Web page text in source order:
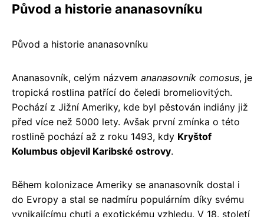
Původ a historie ananasovníku
Původ a historie ananasovníku
Ananasovník, celým názvem ananasovník comosus, je
tropická rostlina patřící do čeledi bromeliovitých.
Pochází z Jižní Ameriky, kde byl pěstován indiány již
před více než 5000 lety. Avšak první zmínka o této
rostlině pochází až z roku 1493, kdy Kryštof
Kolumbus objevil Karibské ostrovy.
Během kolonizace Ameriky se ananasovník dostal i
do Evropy a stal se nadmíru populárním díky svému
vynikajícímu chuti a exotickému vzhledu. V 18. století